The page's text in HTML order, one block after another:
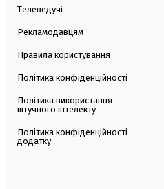
Телеведучі
Рекламодавцям
Правила користування
Політика конфіденційності
Політика використання
штучного інтелекту
Політика конфіденційності
додатку